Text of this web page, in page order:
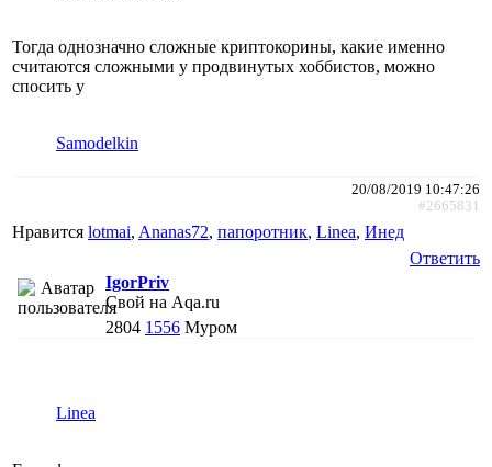
Тогда однозначно сложные криптокорины, какие именно
считаются сложными у продвинутых хоббистов, можно
спосить у
Samodelkin
20/08/2019 10:47:26
#2665831
Нравится lotmai, Ananas72, папоротник, Linea, Инед
Ответить
IgorPriv
Свой на Aqa.ru
2804 1556 Муром
Linea